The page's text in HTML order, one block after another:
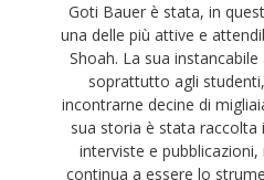
Goti Bauer è stata, in
una delle più attive e
Shoah. La sua
soprattutto agli
incontrarne decine di
sua storia è stata raccolta
interviste e pubblicazioni,
continua a essere lo